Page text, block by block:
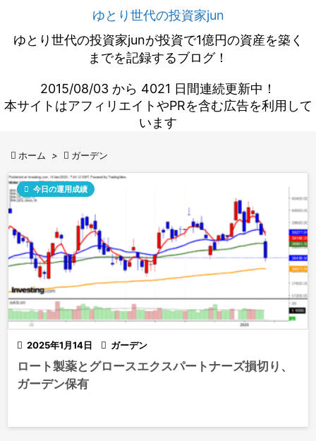
ゆとり世代の投資家jun
ゆとり世代の投資家junが投資で1億円の資産を築く
までを記録するブログ！
2015/08/03 から 4021 日間連続更新中！
本サイトはアフィリエイトやPRを含む広告を利用して
います
 ホーム >  ガーデン
 2025年1月14日
 今日の運用成績
 ガーデン
ロート製薬とグロースエクスパートナーズ損切り、
ガーデン保有